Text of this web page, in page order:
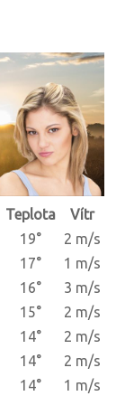
Teplota
Vítr
19°
2 m/s
17°
1 m/s
16°
3 m/s
15°
2 m/s
14°
2 m/s
14°
2 m/s
14°
1 m/s